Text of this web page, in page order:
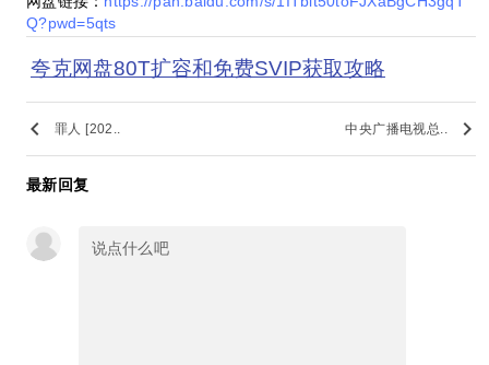
Q?pwd=5qts
夸克网盘80T扩容和免费SVIP获取攻略
keyboard_arrow_left 罪人 [202.. 中央广播电视总.. keyboard_arrow_right
最新回复